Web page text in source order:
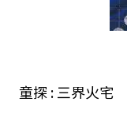
童探 : 三界火宅